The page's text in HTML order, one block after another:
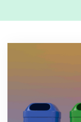
ARRAIGO
CAMPUS VIRTUAL